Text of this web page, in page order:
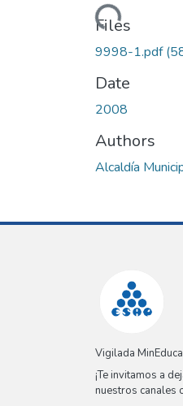
Loading...
Files
9998-1.pdf
Date
2008
Authors
Alcaldía
Vigilada
¡Te invitamos a
nuestros canales